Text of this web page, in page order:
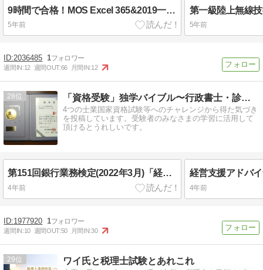
9時間で合格！MOS Excel 365&2019一般(アソシエイト)受験 エクセル
5年前 5年前
2036485 1
週間IN:12 週間OUT:66 月間IN:12
28 「資格受験」独学バイブル〜行政書士・診断士・宅建士・FP〜
4つの士業国家資格試験等へのチャレンジから得た気づき
を投稿しています。受験者のみなさまの学習に活用して
頂けるとうれしいです。
第151回銀行業務検定(2022年3月)「経営支援アドバイザー2級」の僕の結果は？～全国◯位でした🎵
4年前 4年前
1977920 1
週間IN:10 週間OUT:50 月間IN:30
29 ワイ氏と税理士試験とあれこれ